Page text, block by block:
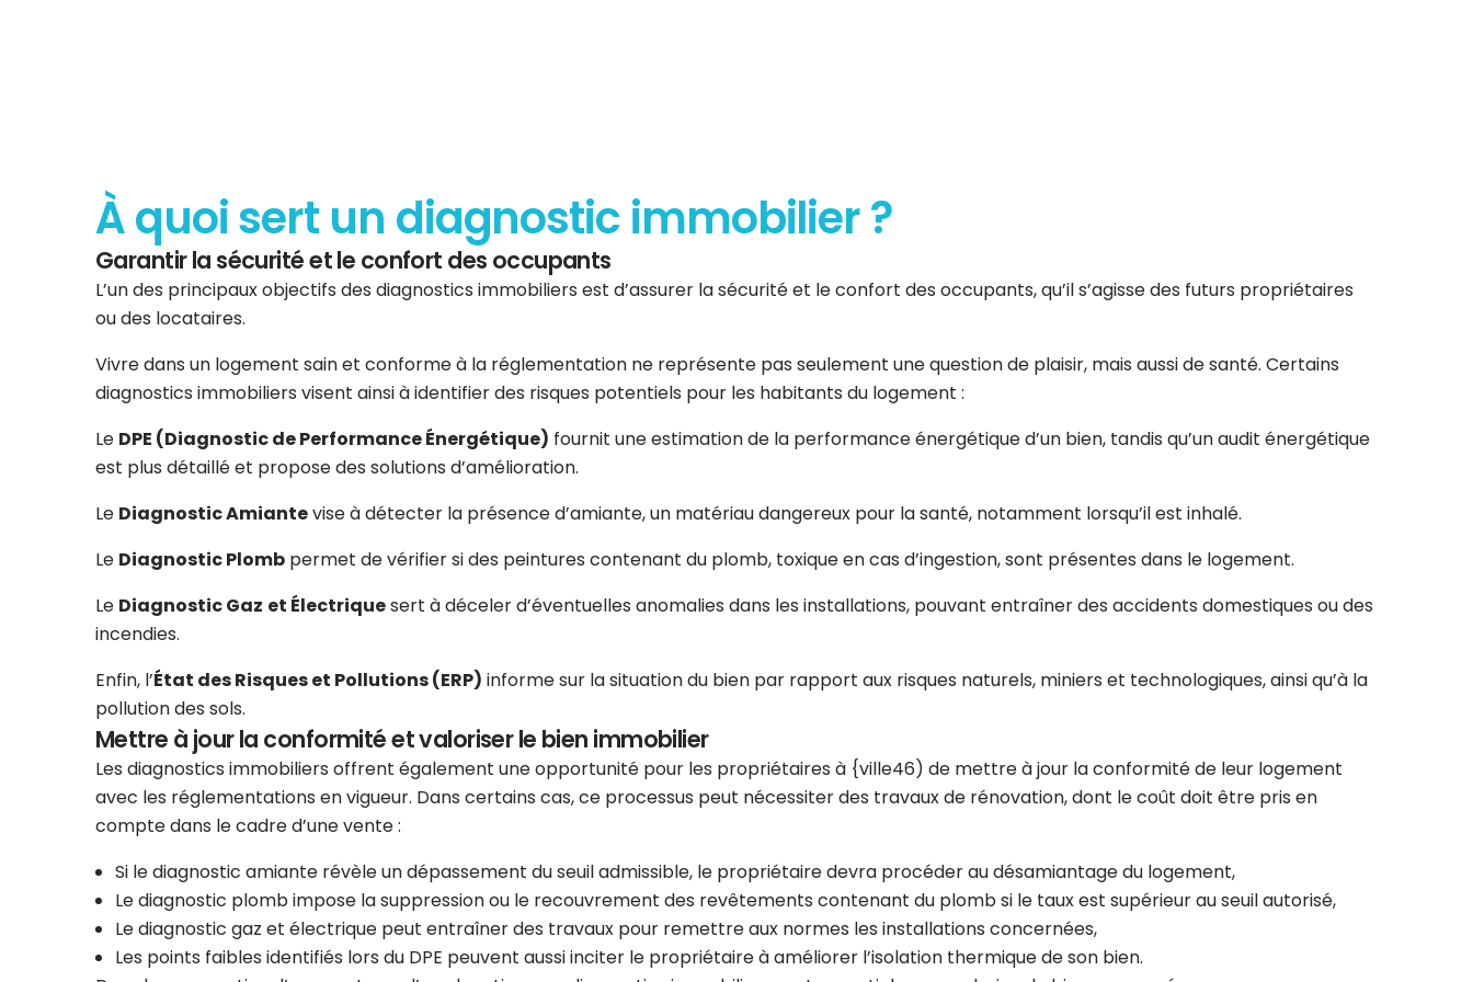
À quoi sert un diagnostic immobilier ?
Garantir la sécurité et le confort des occupants
L’un des principaux objectifs des diagnostics immobiliers est d’assurer la sécurité et le confort des occupants, qu’il s’agisse des futurs propriétaires
ou des locataires.
Vivre dans un logement sain et conforme à la réglementation ne représente pas seulement une question de plaisir, mais aussi de santé. Certains
diagnostics immobiliers visent ainsi à identifier des risques potentiels pour les habitants du logement :
Le DPE (Diagnostic de Performance Énergétique) fournit une estimation de la performance énergétique d’un bien, tandis qu’un audit énergétique
est plus détaillé et propose des solutions d’amélioration.
Le Diagnostic Amiantevise à détecter la présence d’amiante, un matériau dangereux pour la santé, notamment lorsqu’il est inhalé.
Le Diagnostic Plomb permet de vérifier si des peintures contenant du plomb, toxique en cas d’ingestion, sont présentes dans le logement.
Le Diagnostic Gaz et Électriquesert à déceler d’éventuelles anomalies dans les installations, pouvant entraîner des accidents domestiques ou des
incendies.
Enfin, l’État des Risques et Pollutions (ERP) informe sur la situation du bien par rapport aux risques naturels, miniers et technologiques, ainsi qu’à la
pollution des sols.
Mettre à jour la conformité et valoriser le bien immobilier
Les diagnostics immobiliers offrent également une opportunité pour les propriétaires à {ville46) de mettre à jour la conformité de leur logement
avec les réglementations en vigueur. Dans certains cas, ce processus peut nécessiter des travaux de rénovation, dont le coût doit être pris en
compte dans le cadre d’une vente :
Si le diagnostic amiante révèle un dépassement du seuil admissible, le propriétaire devra procéder au désamiantage du logement,
Le diagnostic plomb impose la suppression ou le recouvrement des revêtements contenant du plomb si le taux est supérieur au seuil autorisé,
Le diagnostic gaz et électrique peut entraîner des travaux pour remettre aux normes les installations concernées,
Les points faibles identifiés lors du DPE peuvent aussi inciter le propriétaire à améliorer l’isolation thermique de son bien.